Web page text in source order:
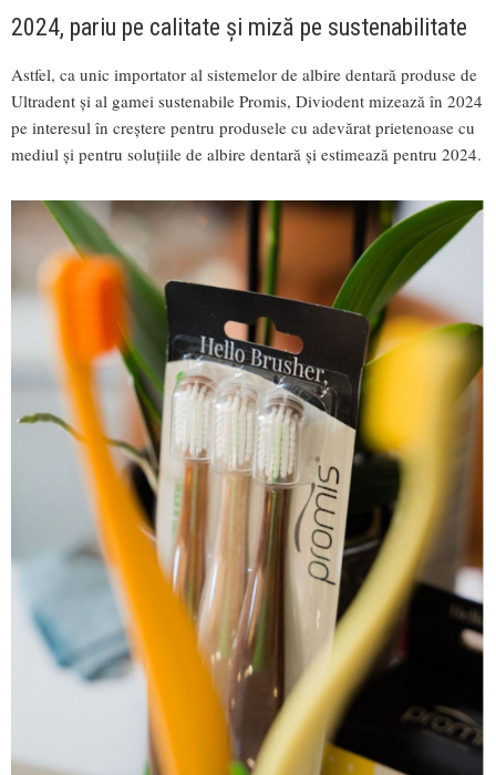
2024, pariu pe calitate și miză pe sustenabilitate
Astfel, ca unic importator al sistemelor de albire dentară produse de
Ultradent și al gamei sustenabile Promis, Diviodent mizează în 2024
pe interesul în creștere pentru produsele cu adevărat prietenoase cu
mediul și pentru soluțiile de albire dentară și estimează pentru 2024.